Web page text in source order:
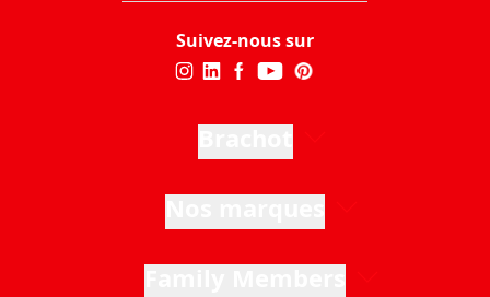
Suivez-nous sur